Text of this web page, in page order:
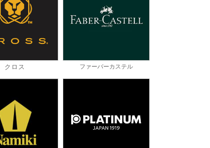
クロス ファーバーカステル